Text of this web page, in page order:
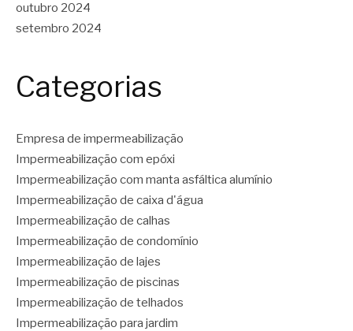
outubro 2024
setembro 2024
Categorias
Empresa de impermeabilização
Impermeabilização com epóxi
Impermeabilização com manta asfáltica alumínio
Impermeabilização de caixa d'água
Impermeabilização de calhas
Impermeabilização de condomínio
Impermeabilização de lajes
Impermeabilização de piscinas
Impermeabilização de telhados
Impermeabilização para jardim